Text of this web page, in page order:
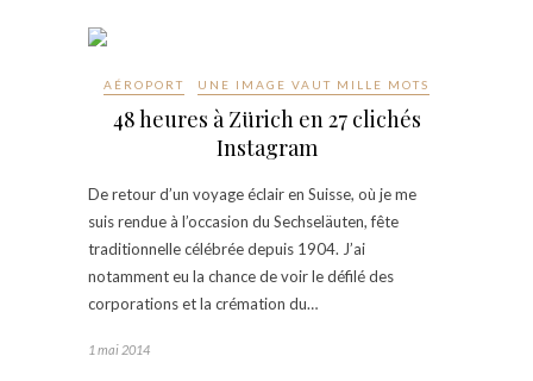
AÉROPORT UNE IMAGE VAUT MILLE MOTS
48 heures à Zürich en 27 clichés
Instagram
De retour d’un voyage éclair en Suisse, où je me
suis rendue à l’occasion du Sechseläuten, fête
traditionnelle célébrée depuis 1904. J’ai
notamment eu la chance de voir le défilé des
corporations et la crémation du…
1 mai 2014